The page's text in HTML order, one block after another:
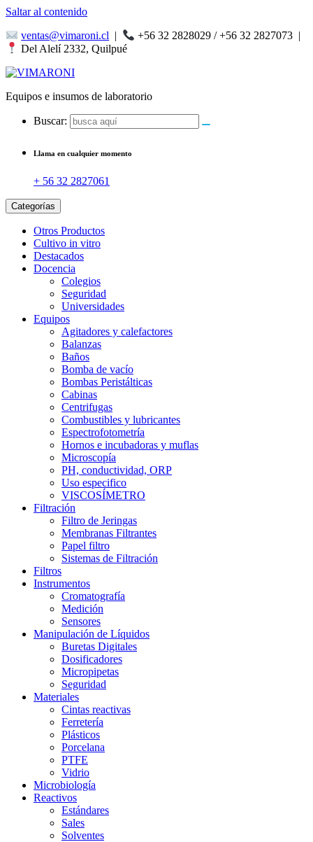
Saltar al contenido
ventas@vimaroni.cl | +56 32 2828029 / +56 32 2827073 |
Del Alelí 2332, Quilpué
Equipos e insumos de laboratorio
Buscar:
Llama en cualquier momento
+ 56 32 2827061
Categorías
Otros Productos
Cultivo in vitro
Destacados
Docencia
Colegios
Seguridad
Universidades
Equipos
Agitadores y calefactores
Balanzas
Baños
Bomba de vacío
Bombas Peristálticas
Cabinas
Centrifugas
Combustibles y lubricantes
Espectrofotometría
Hornos e incubadoras y muflas
Microscopía
PH, conductividad, ORP
Uso especifico
VISCOSÍMETRO
Filtración
Filtro de Jeringas
Membranas Filtrantes
Papel filtro
Sistemas de Filtración
Filtros
Instrumentos
Cromatografía
Medición
Sensores
Manipulación de Líquidos
Buretas Digitales
Dosificadores
Micropipetas
Seguridad
Materiales
Cintas reactivas
Ferretería
Plásticos
Porcelana
PTFE
Vidrio
Microbiología
Reactivos
Estándares
Sales
Solventes